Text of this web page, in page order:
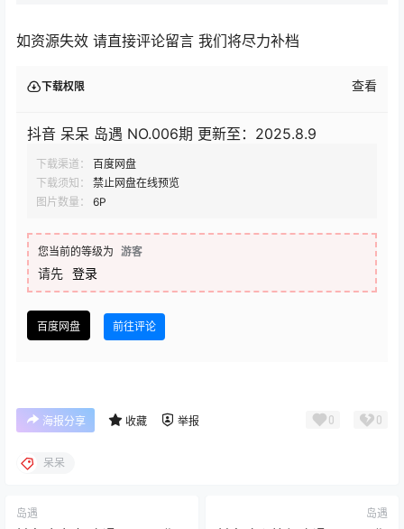
如资源失效 请直接评论留言 我们将尽力补档
下载权限 查看
抖音 呆呆 岛遇 NO.006期 更新至：2025.8.9
下载渠道：
百度网盘
下载须知：
禁止网盘在线预览
图片数量：
6P
您当前的等级为 游客
请先 登录
百度网盘 前往评论
海报分享 收藏 举报 0 0
呆呆
岛遇 岛遇